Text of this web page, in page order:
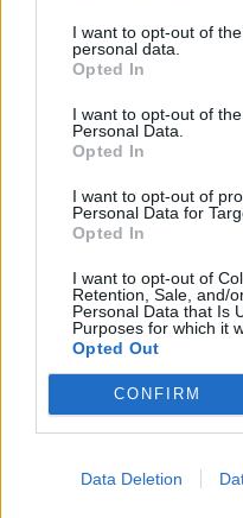
I want to opt-out of
personal data.
Opted In
I want to opt-out of
Personal Data.
Opted In
I want to opt-out of
Personal Data for
Opted In
I want to opt-out of
Retention, Sale, and/
Personal Data that Is
Purposes for which it
Opted Out
CONFIRM
Data Deletion
Mikor pihenhettek még
hosszú hétvége és
Még három hosszabb pihenő
Campus life
Lannert Judit:
szünetek és több
szeptembertől
Tizennégy pontos szakmai
iskolák, amelynek célja, hogy
valamint tapasztalati
tanévtől alkalmazhatják az